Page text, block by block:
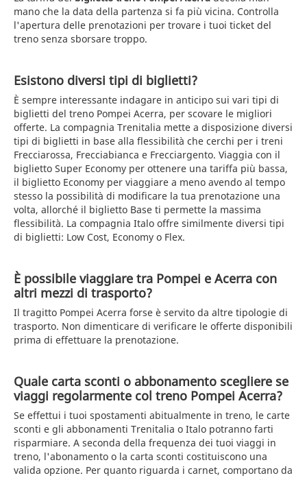
mano che la data della partenza si fa più vicina. Controlla
l'apertura delle prenotazioni per trovare i tuoi ticket del
treno senza sborsare troppo.
Esistono diversi tipi di biglietti?
È sempre interessante indagare in anticipo sui vari tipi di
biglietti del treno Pompei Acerra, per scovare le migliori
offerte. La compagnia Trenitalia mette a disposizione diversi
tipi di biglietti in base alla flessibilità che cerchi per i treni
Frecciarossa, Frecciabianca e Frecciargento. Viaggia con il
biglietto Super Economy per ottenere una tariffa più bassa,
il biglietto Economy per viaggiare a meno avendo al tempo
stesso la possibilità di modificare la tua prenotazione una
volta, allorché il biglietto Base ti permette la massima
flessibilità. La compagnia Italo offre similmente diversi tipi
di biglietti: Low Cost, Economy o Flex.
È possibile viaggiare tra Pompei e Acerra con
altri mezzi di trasporto?
Il tragitto Pompei Acerra forse è servito da altre tipologie di
trasporto. Non dimenticare di verificare le offerte disponibili
prima di effettuare la prenotazione.
Quale carta sconti o abbonamento scegliere se
viaggi regolarmente col treno Pompei Acerra?
Se effettui i tuoi spostamenti abitualmente in treno, le carte
sconti e gli abbonamenti Trenitalia o Italo potranno farti
risparmiare. A seconda della frequenza dei tuoi viaggi in
treno, l'abonamento o la carta sconti costituiscono una
valida opzione. Per quanto riguarda i carnet, comportano da